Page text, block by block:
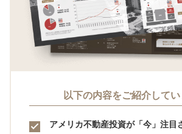
以下の内容をご紹介してい
アメリカ不動産投資が「今」注目